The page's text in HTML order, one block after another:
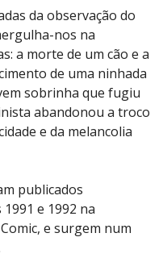
da observação do
nos na
a morte de um cão e a
de uma ninhada
sobrinha que fugiu
abandonou a troco
e da melancolia
publicados
e 1992 na
e surgem num